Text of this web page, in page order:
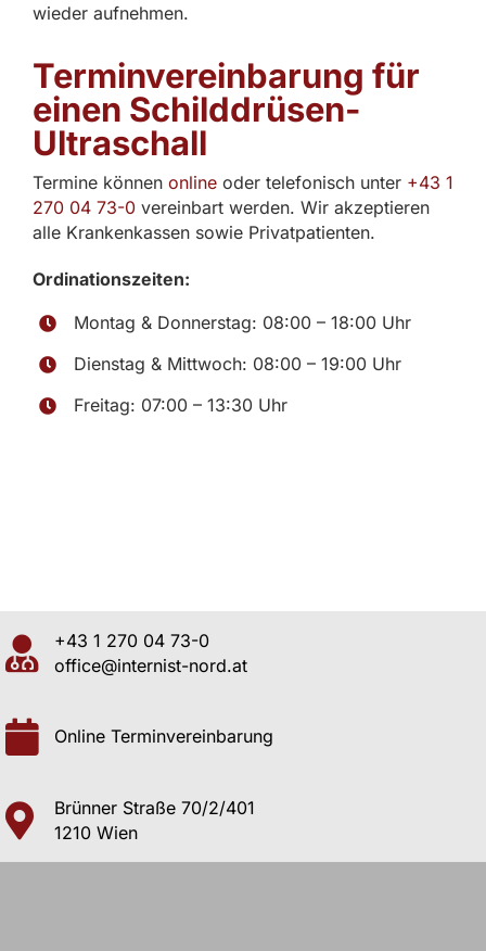
wieder aufnehmen.
Terminvereinbarung für
einen Schilddrüsen-
Ultraschall
Termine können onlineoder telefonisch unter +43 1
270 04 73-0vereinbart werden. Wir akzeptieren
alle Krankenkassen sowie Privatpatienten.
Ordinationszeiten:
Montag & Donnerstag: 08:00 – 18:00 Uhr
Dienstag & Mittwoch: 08:00 – 19:00 Uhr
Freitag: 07:00 – 13:30 Uhr
+43 1 270 04 73-0
office@internist-nord.at
Online Terminvereinbarung
Brünner Straße 70/2/401
1210 Wien